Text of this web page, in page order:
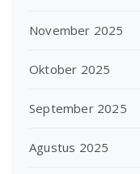
November 2025
Oktober 2025
September 2025
Agustus 2025